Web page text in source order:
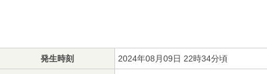
発生時刻 2024年08月09日 22時34分頃